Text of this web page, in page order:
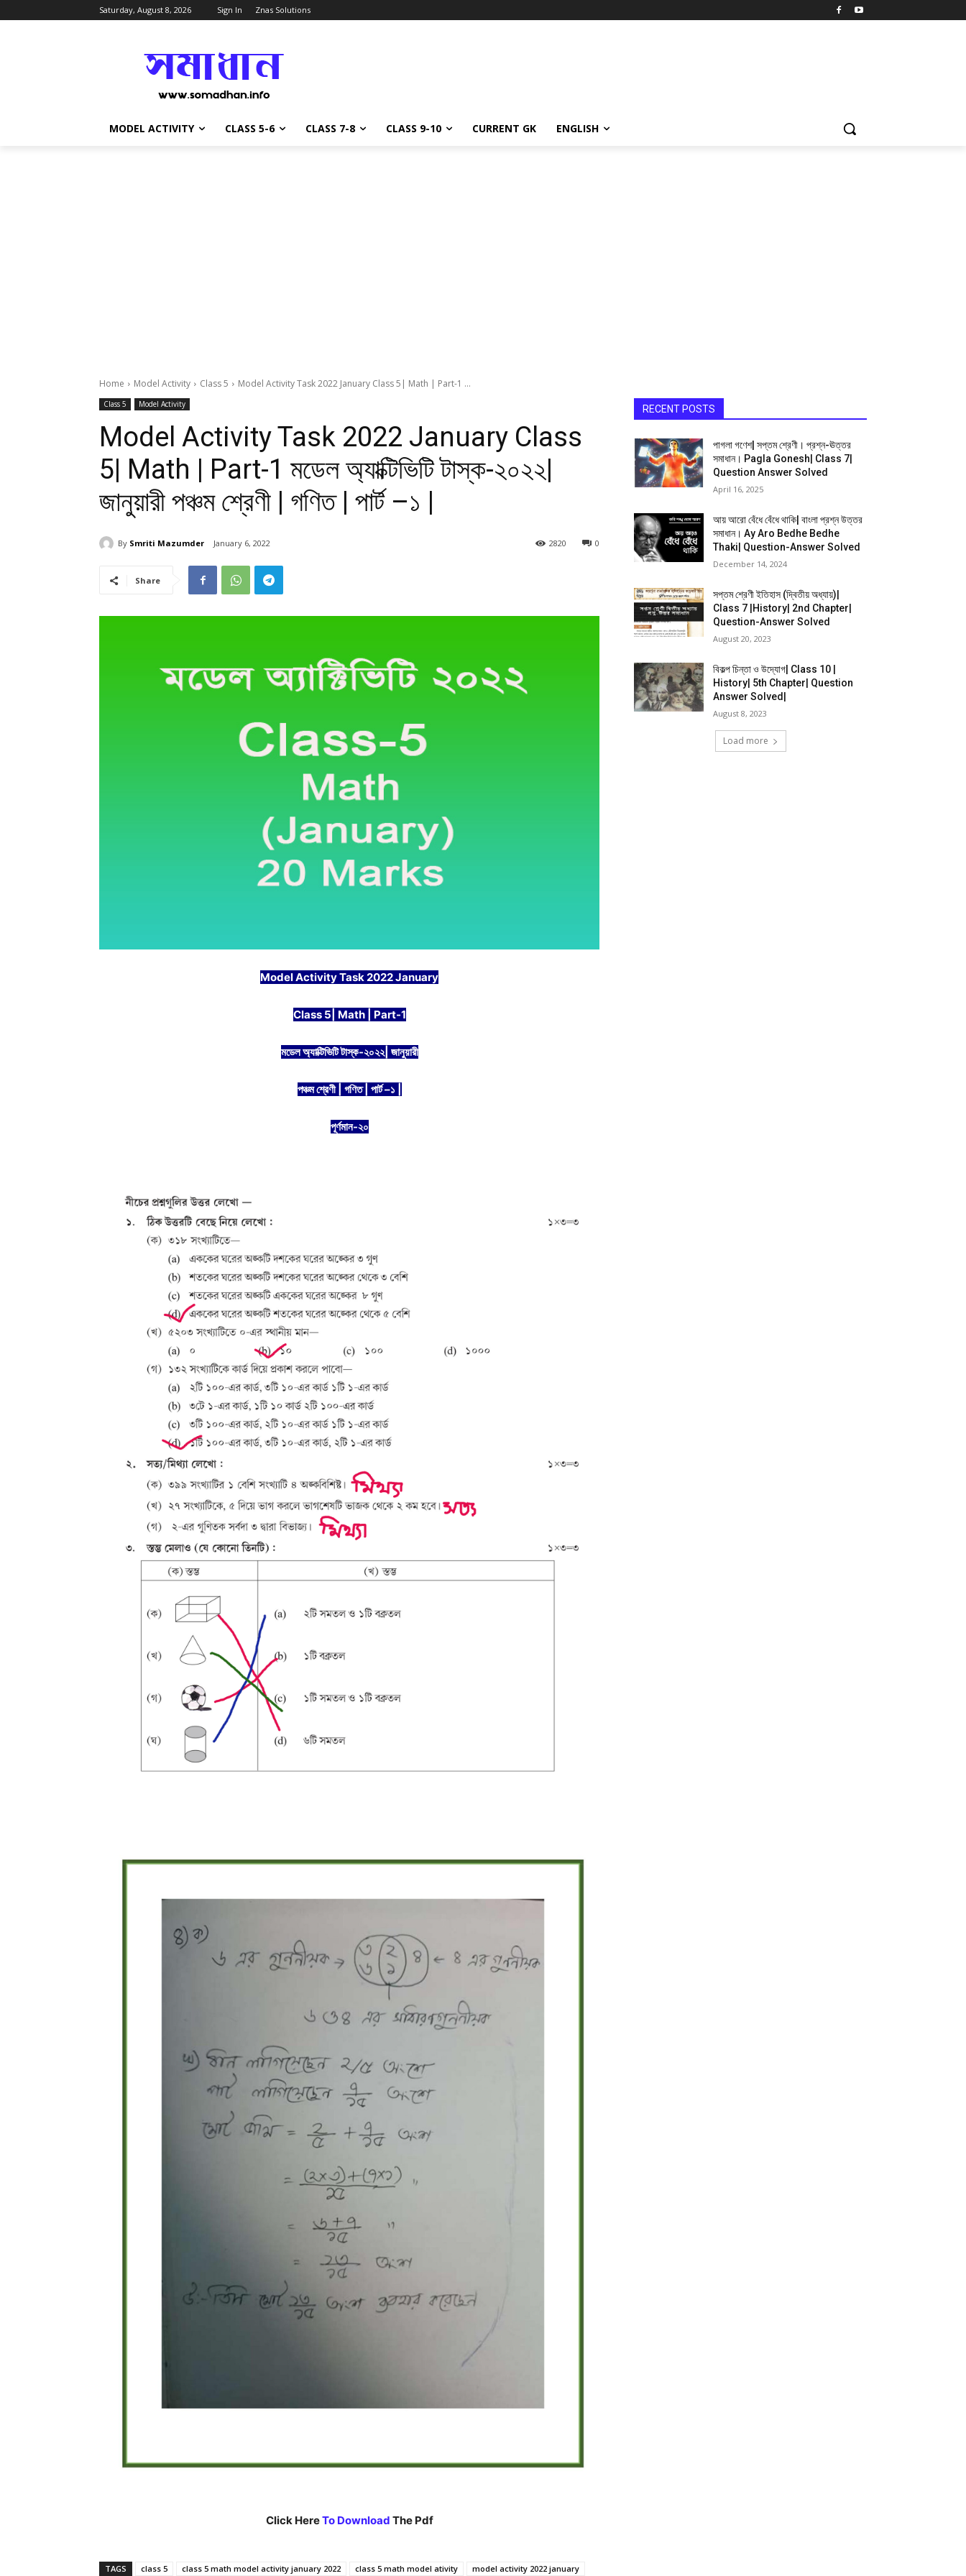
Saturday, August 8, 2026 Sign In Znas Solutions
MODEL ACTIVITY CLASS 5-6 CLASS 7-8 CLASS 9-10 CURRENT GK ENGLISH
Home Model Activity Class 5 Model Activity Task 2022 January Class 5| Math | Part-1 ...
Class 5 Model Activity
Model Activity Task 2022 January Class
5| Math | Part-1 মডেল অ্যাক্টিভিটি টাস্ক-২০২২|
জানুয়ারী পঞ্চম শ্রেণী | গণিত | পার্ট –১ |
By Smriti Mazumder January 6, 2022 0
2820
Share
Model Activity Task 2022 January
Class 5| Math | Part-1
মডেল অ্যাক্টিভিটি টাস্ক-২০২২| জানুয়ারী
পঞ্চম শ্রেণী | গণিত | পার্ট –১ |
পূর্ণমান-২০
Click HereTo Download The Pdf
TAGS class 5 class 5 math model activity january 2022 class 5 math model ativity model activity 2022 january
RECENT POSTS
পাগলা গণেশ| সপ্তম শ্রেণী। প্রশ্ন-ঊত্তর
সমাধান। Pagla Gonesh| Class 7|
Question Answer Solved
April 16, 2025
আয় আরো বেঁধে বেঁধে থাকি| বাংলা প্রশ্ন উত্তর
সমাধান। Ay Aro Bedhe Bedhe
Thaki| Question-Answer Solved
December 14, 2024
সপ্তম শ্রেণী ইতিহাস (দ্বিতীয় অধ্যায়)|
Class 7 |History| 2nd Chapter|
Question-Answer Solved
August 20, 2023
বিকল্প চিন্তা ও উদ্যোগ| Class 10 |
History| 5th Chapter| Question
Answer Solved|
August 8, 2023
Load more